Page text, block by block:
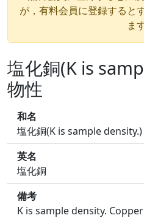
が，有料会員に登録すると
ま
塩化銅(K is
物性
和名
塩化銅(K is sample density.)
英名
塩化銅
備考
K is sample density.